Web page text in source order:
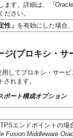
ます。詳細は、
『
ださい。
性」 を有効にした場合
ジ(プロキシ・サ
してプロキシ・サー
れます。
ポート構成オプション
エンドポイントの
Fusion Middleware